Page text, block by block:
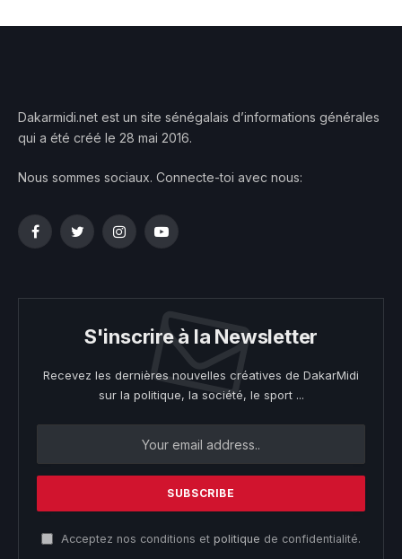
Dakarmidi.net est un site sénégalais d’informations générales
qui a été créé le 28 mai 2016.
Nous sommes sociaux. Connecte-toi avec nous:
FacebookTwitterInstagramYouTube
S'inscrire à la Newsletter
Recevez les dernières nouvelles créatives de DakarMidi
sur la politique, la société, le sport ...
Acceptez nos conditions et politique de confidentialité.